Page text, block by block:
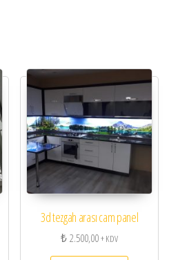
3d tezgah arası cam panel
₺2.500,00+ KDV